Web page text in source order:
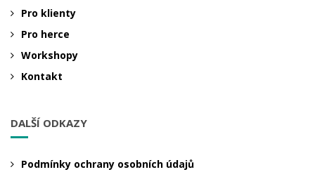
Pro klienty
Pro herce
Workshopy
Kontakt
DALŠÍ ODKAZY
Podmínky ochrany osobních údajů